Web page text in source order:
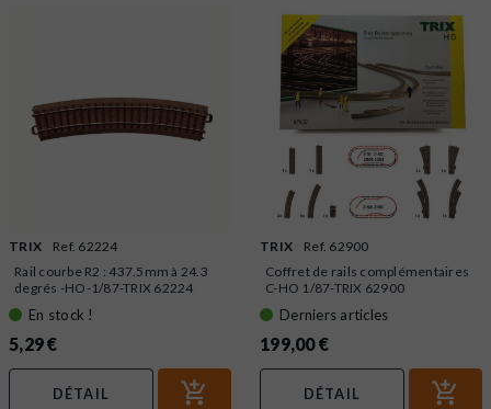
TRIX
Ref. 62224
Rail courbe R2 : 437.5mm à 24.3
degrés -HO-1/87-TRIX 62224
En stock !
5,29 €
DÉTAIL
TRIX
Ref. 62900
Coffret de rails complémentaires
C-HO 1/87-TRIX 62900
Derniers articles
199,00 €
DÉTAIL